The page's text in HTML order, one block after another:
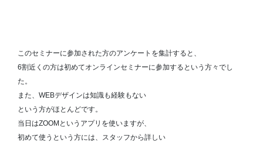
このセミナーに参加された方のアンケートを集計すると、
6割近くの方は初めてオンラインセミナーに参加するという方々でし
た。
また、WEBデザインは知識も経験もない
という方がほとんどです。
当日はZOOMというアプリを使いますが、
初めて使うという方には、スタッフから詳しい